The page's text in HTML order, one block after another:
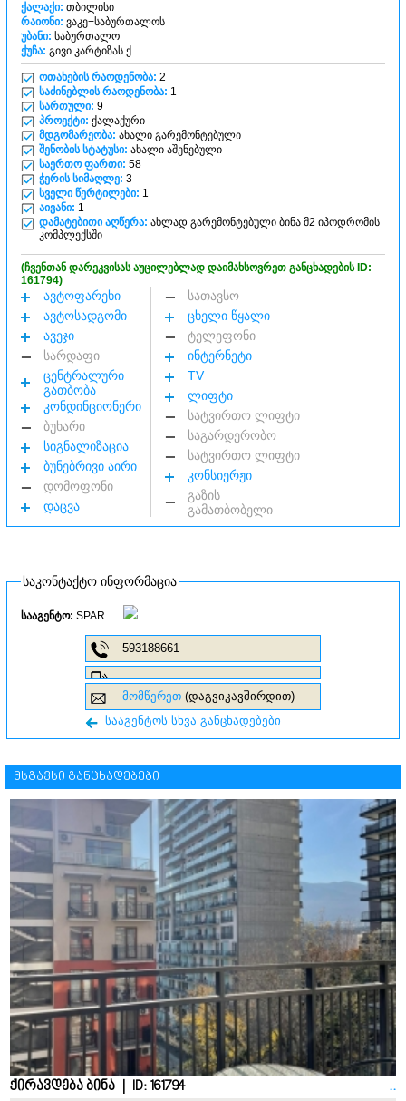
ქალაქი: თბილისი
რაიონი: ვაკე−საბურთალოს
უბანი: საბურთალო
ქუჩა: გივი კარტიზას ქ
ოთახების რაოდენობა: 2
საძინებლის რაოდენობა: 1
სართული: 9
პროექტი: ქალაქური
მდგომარეობა: ახალი გარემონტებული
შენობის სტატუსი: ახალი აშენებული
საერთო ფართი: 58
ჭერის სიმაღლე: 3
სველი წერტილები: 1
აივანი: 1
დამატებითი აღწერა: ახლად გარემონტებული ბინა მ2 იპოდრომის
კომპლექსში
(ჩვენთან დარეკვისას აუცილებლად დაიმახსოვრეთ განცხადების ID:
161794)
ავტოფარეხი
ავტოსადგომი
ავეჯი
სარდაფი
ცენტრალური
გათბობა
კონდინციონერი
ბუხარი
სიგნალიზაცია
ბუნებრივი აირი
დომოფონი
დაცვა
სათავსო
ცხელი წყალი
ტელეფონი
ინტერნეტი
TV
ლიფტი
სატვირთო ლიფტი
საგარდერობო
სატვირთო ლიფტი
კონსიერჟი
გაზის
გამათბობელი
საკონტაქტო ინფორმაცია
სააგენტო: SPAR
593188661
მომწერეთ (დაგვიკავშირდით)
სააგენტოს სხვა განცხადებები
მსგავსი განცხადებები
ქირავდება ბინა | ID: 161794 ..